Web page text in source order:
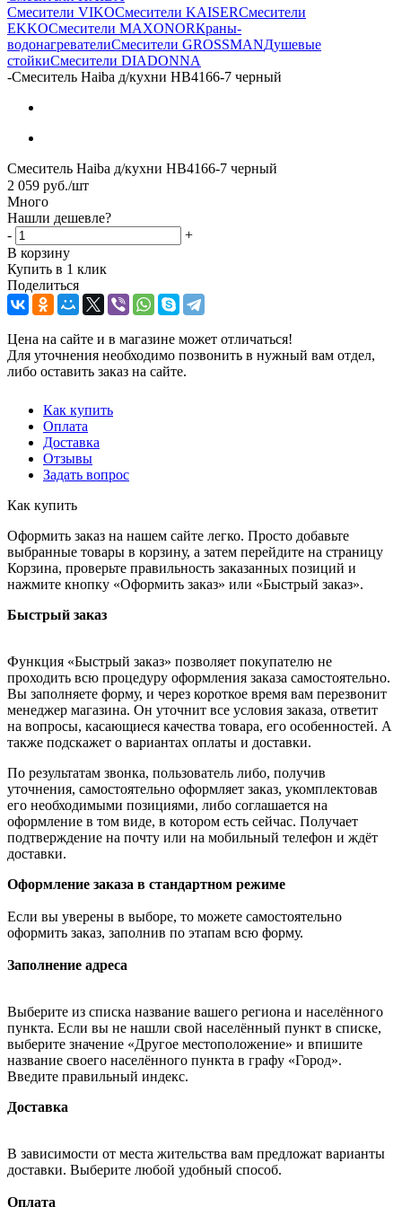
Смесители VIKOСмесители KAISERСмесители
EKKOСмесители MAXONORКраны-
водонагревателиСмесители GROSSMANДушевые
стойкиСмесители DIADONNA
-Смеситель Haiba д/кухни HB4166-7 черный
Смеситель Haiba д/кухни HB4166-7 черный
2 059 руб./шт
Много
Нашли дешевле?
-
+
В корзину
Купить в 1 клик
Поделиться
Цена на сайте и в магазине может отличаться!
Для уточнения необходимо позвонить в нужный вам отдел,
либо оставить заказ на сайте.
Как купить
Оплата
Доставка
Отзывы
Задать вопрос
Как купить
Оформить заказ на нашем сайте легко. Просто добавьте
выбранные товары в корзину, а затем перейдите на страницу
Корзина, проверьте правильность заказанных позиций и
нажмите кнопку «Оформить заказ» или «Быстрый заказ».
Быстрый заказ
Функция «Быстрый заказ» позволяет покупателю не
проходить всю процедуру оформления заказа самостоятельно.
Вы заполняете форму, и через короткое время вам перезвонит
менеджер магазина. Он уточнит все условия заказа, ответит
на вопросы, касающиеся качества товара, его особенностей. А
также подскажет о вариантах оплаты и доставки.
По результатам звонка, пользователь либо, получив
уточнения, самостоятельно оформляет заказ, укомплектовав
его необходимыми позициями, либо соглашается на
оформление в том виде, в котором есть сейчас. Получает
подтверждение на почту или на мобильный телефон и ждёт
доставки.
Оформление заказа в стандартном режиме
Если вы уверены в выборе, то можете самостоятельно
оформить заказ, заполнив по этапам всю форму.
Заполнение адреса
Выберите из списка название вашего региона и населённого
пункта. Если вы не нашли свой населённый пункт в списке,
выберите значение «Другое местоположение» и впишите
название своего населённого пункта в графу «Город».
Введите правильный индекс.
Доставка
В зависимости от места жительства вам предложат варианты
доставки. Выберите любой удобный способ.
Оплата